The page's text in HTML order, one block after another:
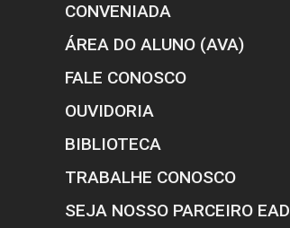
CONVENIADA
ÁREA DO ALUNO (AVA)
FALE CONOSCO
OUVIDORIA
BIBLIOTECA
TRABALHE CONOSCO
SEJA NOSSO PARCEIRO EAD